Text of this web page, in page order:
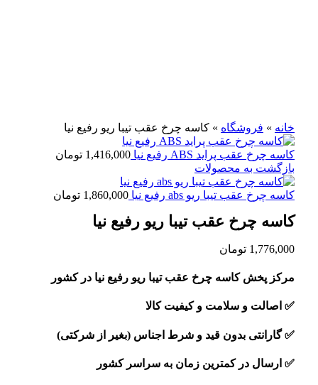
خانه » فروشگاه » کاسه چرخ عقب تیبا ریو رفیع نیا
کاسه چرخ عقب پراید ABS رفیع نیا 1,416,000 تومان
بازگشت به محصولات
کاسه چرخ عقب تیبا ریو abs رفیع نیا 1,860,000 تومان
کاسه چرخ عقب تیبا ریو رفیع نیا
1,776,000 تومان
مرکز پخش کاسه چرخ عقب تیبا ریو رفیع نیا در کشور
✅ اصالت و سلامت و کیفیت کالا
✅گارانتی بدون قید و شرط اجناس (بغیر از شرکتی)
✅ ارسال در کمترین زمان به سراسر کشور